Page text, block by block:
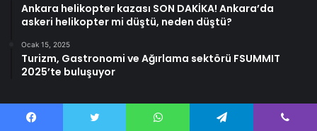
Ankara helikopter kazası SON DAKİKA! Ankara’da
askeri helikopter mi düştü, neden düştü?
Ocak 15, 2025
Turizm, Gastronomi ve Ağırlama sektörü FSUMMIT
2025’te buluşuyor